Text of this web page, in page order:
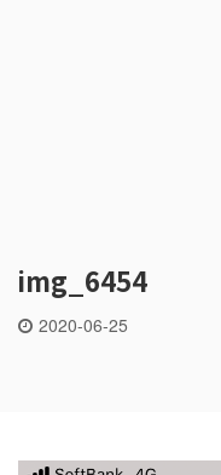
img_6454
2020-06-25